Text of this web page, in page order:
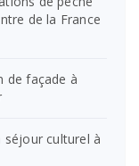
de la France
de façade à
séjour culturel à